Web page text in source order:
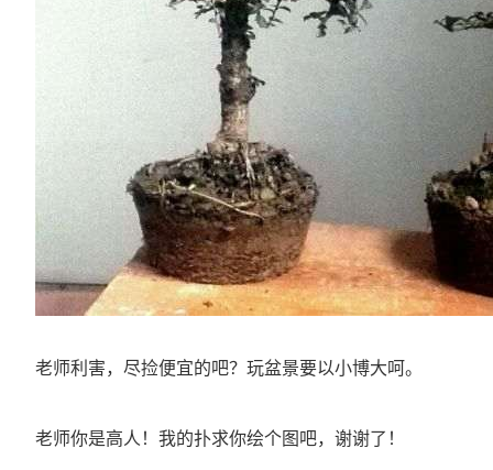
老师利害，尽捡便宜的吧？玩盆景要以小博大呵。
老师你是高人！我的扑求你绘个图吧，谢谢了！